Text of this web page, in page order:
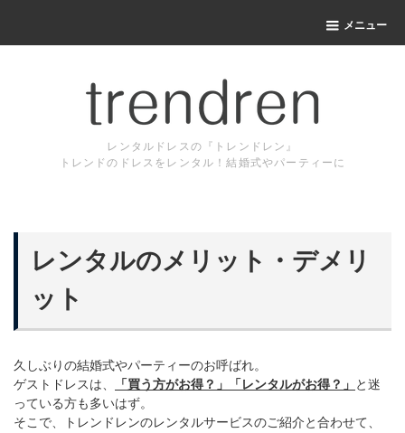
メニュー
レンタルドレスの『トレンドレン』
トレンドのドレスをレンタル！結婚式やパーティーに
レンタルのメリット・デメリ
ット
久しぶりの結婚式やパーティーのお呼ばれ。
ゲストドレスは、
「買う方がお得？」「レンタルがお得？」 と迷
っている方も多いはず。
そこで、トレンドレンのレンタルサービスのご紹介と合わせて、